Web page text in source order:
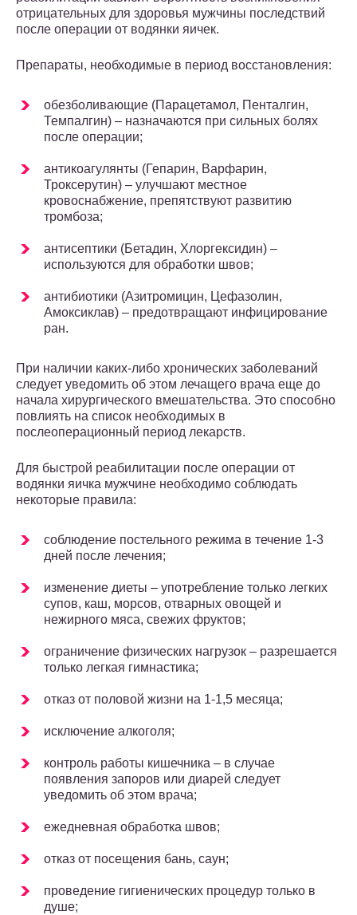
отрицательных для здоровья мужчины последствий
после операции от водянки яичек.
Препараты, необходимые в период восстановления:
обезболивающие (Парацетамол, Пенталгин,
Темпалгин) – назначаются при сильных болях
после операции;
антикоагулянты (Гепарин, Варфарин,
Троксерутин) – улучшают местное
кровоснабжение, препятствуют развитию
тромбоза;
антисептики (Бетадин, Хлоргексидин) –
используются для обработки швов;
антибиотики (Азитромицин, Цефазолин,
Амоксиклав) – предотвращают инфицирование
ран.
При наличии каких-либо хронических заболеваний
следует уведомить об этом лечащего врача еще до
начала хирургического вмешательства. Это способно
повлиять на список необходимых в
послеоперационный период лекарств.
Для быстрой реабилитации после операции от
водянки яичка мужчине необходимо соблюдать
некоторые правила:
соблюдение постельного режима в течение 1-3
дней после лечения;
изменение диеты – употребление только легких
супов, каш, морсов, отварных овощей и
нежирного мяса, свежих фруктов;
ограничение физических нагрузок – разрешается
только легкая гимнастика;
отказ от половой жизни на 1-1,5 месяца;
исключение алкоголя;
контроль работы кишечника – в случае
появления запоров или диарей следует
уведомить об этом врача;
ежедневная обработка швов;
отказ от посещения бань, саун;
проведение гигиенических процедур только в
душе;